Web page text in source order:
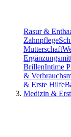
Rasur &
Zahnpflege
Mutterschaft
BrillenIntime
&
& Erste Hilfe
Medizin &